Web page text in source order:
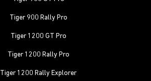
Tiger 900 Rally Pro
Tiger 1200 GT Pro
Tiger 1200 Rally Pro
Tiger 1200 Rally Explorer